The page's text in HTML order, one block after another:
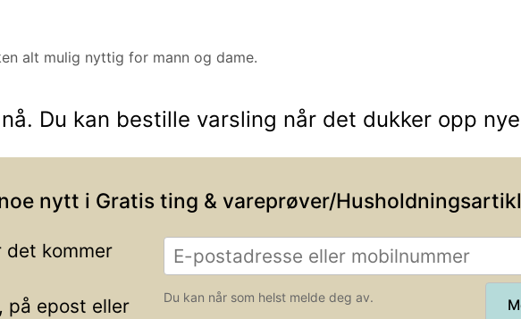
i neste steg.
alt mulig nyttig for mann og dame.
Du kan bestille varsling når det dukker opp
nytt i Gratis ting & vareprøver/
det kommer
, på epost eller
Du kan når som helst melde deg av.